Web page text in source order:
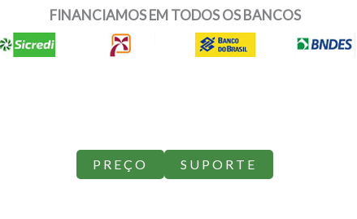
FINANCIAMOS EM TODOS OS BANCOS
PREÇO SUPORTE